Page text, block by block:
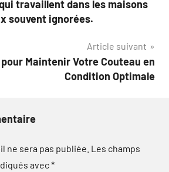
travaillent dans les maisons
souvent ignorées.
Article suivant
Maintenir Votre Couteau en
Condition Optimale
ne sera pas publiée. Les champs
avec*